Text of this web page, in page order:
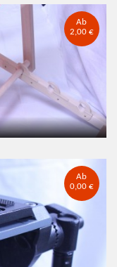
Ab
2,00 €
Ab
0,00 €